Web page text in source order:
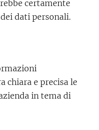
certamente
dati personali.
chiara e precisa le
in tema di